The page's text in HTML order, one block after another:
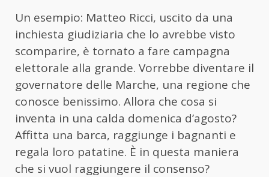
Un esempio: Matteo Ricci, uscito da una
inchiesta giudiziaria che lo avrebbe visto
scomparire, è tornato a fare campagna
elettorale alla grande. Vorrebbe diventare il
governatore delle Marche, una regione che
conosce benissimo. Allora che cosa si
inventa in una calda domenica d’agosto?
Affitta una barca, raggiunge i bagnanti e
regala loro patatine. È in questa maniera
che si vuol raggiungere il consenso?